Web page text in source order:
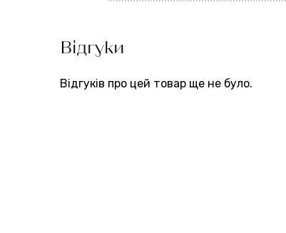
Відгуки
Відгуків про цей товар ще не було.